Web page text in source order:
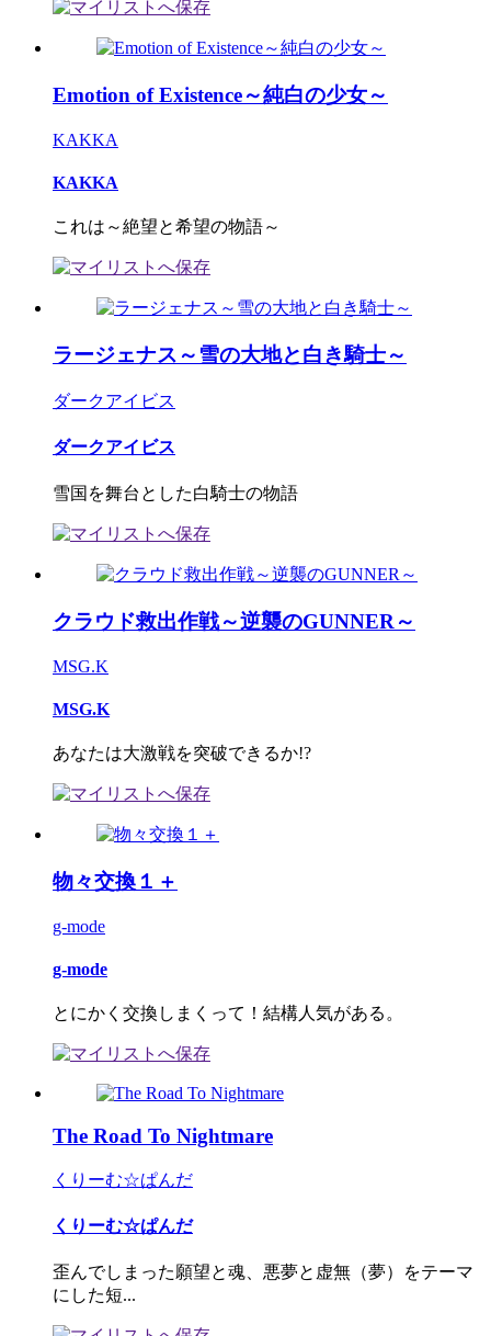
Emotion of Existence～純白の少女～
KAKKA
KAKKA
これは～絶望と希望の物語～
ラージェナス～雪の大地と白き騎士～
ダークアイビス
ダークアイビス
雪国を舞台とした白騎士の物語
クラウド救出作戦～逆襲のGUNNER～
MSG.K
MSG.K
あなたは大激戦を突破できるか!?
物々交換１＋
g-mode
g-mode
とにかく交換しまくって！結構人気がある。
The Road To Nightmare
くりーむ☆ぱんだ
くりーむ☆ぱんだ
歪んでしまった願望と魂、悪夢と虚無（夢）をテーマ
にした短...